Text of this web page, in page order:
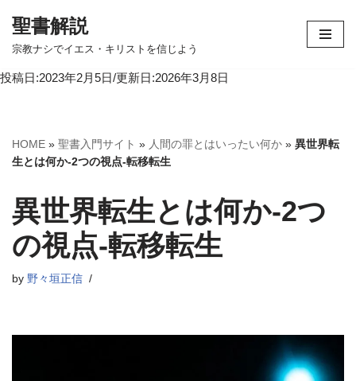
コ
テ
へ
ス
ッ
プ
聖書解説
宗教ナシでイエス・キリストを信じよう
投稿日:2023年2月5日/更新日:2026年3月8日
HOME » 聖書入門サイト » 人間の罪とはいったい何か » 異世界転
生とは何か-2つの視点-転移転生
異世界転生とは何か-2つ
の視点-転移転生
by 野々垣正信